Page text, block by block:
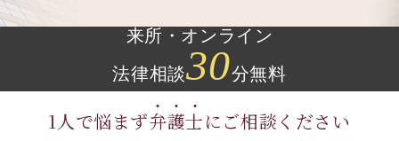
来所・オンライン
法律相談30分無料
1人で悩まず弁護士にご相談ください